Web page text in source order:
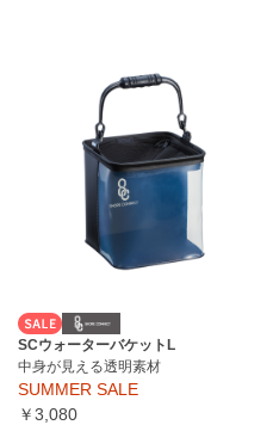
SCウォーターバケットL
中身が見える透明素材
SUMMER SALE
￥3,080